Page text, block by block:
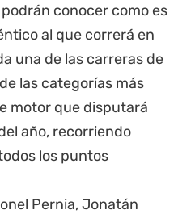
conocer como es
al que correrá en
una de las carreras de
las categorías más
motor que disputará
año, recorriendo
los puntos
Pernia, Jonatán